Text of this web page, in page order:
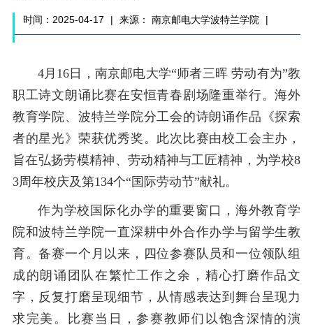
时间：2025-04-17 | 来源： 南京邮电大学波特兰学院 |
4月16日，南京邮电大学“师者三晖 劳动有为”教
职工诗文朗诵比赛在安恒青春剧场隆重举行。海外
教育学院、波特兰学院分工会的诗朗诵作品《探索
者的星光》荣获优秀奖。此次比赛由校工会主办，
旨在弘扬劳模精神、劳动精神与工匠精神，为学校8
3周年校庆及第134个“国际劳动节”献礼。
作为学校国际化办学的重要窗口，海外教育学
院和波特兰学院一直深耕中外合作办学与留学生教
育。备赛一个月以来，四位参赛队员和一位领队组
成的朗诵团队在繁忙工作之余，精心打磨作品文
字，反复打磨呈现细节，从情感表达到舞台呈现力
求完美。比赛当日，参赛教师们以饱含深情的演